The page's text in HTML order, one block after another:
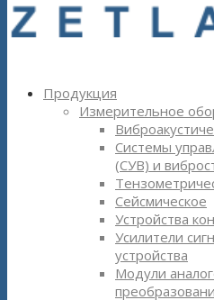
Продукция
Измерительное
Системы
(СУВ) и
Сейсмическое
Устройства
Усилители
устройства
Модули